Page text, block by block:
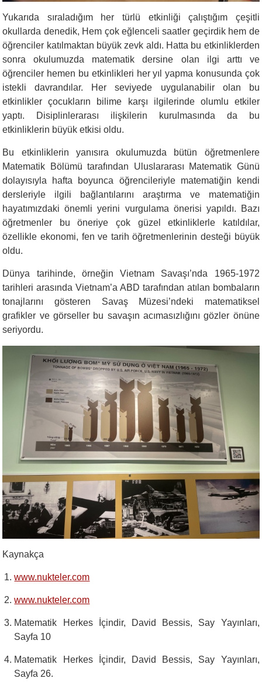
Yukarıda sıraladığım her türlü etkinliği çalıştığım çeşitli
okullarda denedik, Hem çok eğlenceli saatler geçirdik hem de
öğrenciler katılmaktan büyük zevk aldı. Hatta bu etkinliklerden
sonra okulumuzda matematik dersine olan ilgi arttı ve
öğrenciler hemen bu etkinlikleri her yıl yapma konusunda çok
istekli davrandılar. Her seviyede uygulanabilir olan bu
etkinlikler çocukların bilime karşı ilgilerinde olumlu etkiler
yaptı. Disiplinlerarası ilişkilerin kurulmasında da bu
etkinliklerin büyük etkisi oldu.
Bu etkinliklerin yanısıra okulumuzda bütün öğretmenlere
Matematik Bölümü tarafından Uluslararası Matematik Günü
dolayısıyla hafta boyunca öğrencileriyle matematiğin kendi
dersleriyle ilgili bağlantılarını araştırma ve matematiğin
hayatımızdaki önemli yerini vurgulama önerisi yapıldı. Bazı
öğretmenler bu öneriye çok güzel etkinliklerle katıldılar,
özellikle ekonomi, fen ve tarih öğretmenlerinin desteği büyük
oldu.
Dünya tarihinde, örneğin Vietnam Savaşı’nda 1965-1972
tarihleri arasında Vietnam’a ABD tarafından atılan bombaların
tonajlarını gösteren Savaş Müzesi’ndeki matematiksel
grafikler ve görseller bu savaşın acımasızlığını gözler önüne
seriyordu.
Kaynakça
www.nukteler.com
www.nukteler.com
Matematik Herkes İçindir, David Bessis, Say Yayınları,
Sayfa 10
Matematik Herkes İçindir, David Bessis, Say Yayınları,
Sayfa 26.